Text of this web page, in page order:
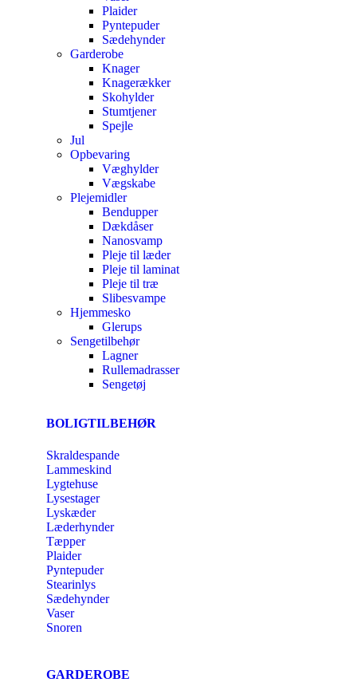
Plaider
Pyntepuder
Sædehynder
Garderobe
Knager
Knagerækker
Skohylder
Stumtjener
Spejle
Jul
Opbevaring
Væghylder
Vægskabe
Plejemidler
Bendupper
Dækdåser
Nanosvamp
Pleje til læder
Pleje til laminat
Pleje til træ
Slibesvampe
Hjemmesko
Glerups
Sengetilbehør
Lagner
Rullemadrasser
Sengetøj
BOLIGTILBEHØR
Skraldespande
Lammeskind
Lygtehuse
Lysestager
Lyskæder
Læderhynder
Tæpper
Plaider
Pyntepuder
Stearinlys
Sædehynder
Vaser
Snoren
GARDEROBE